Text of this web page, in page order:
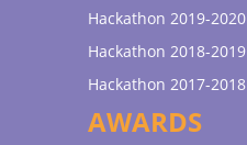
Hackathon 2019-2020
Hackathon 2018-2019
Hackathon 2017-2018
AWARDS